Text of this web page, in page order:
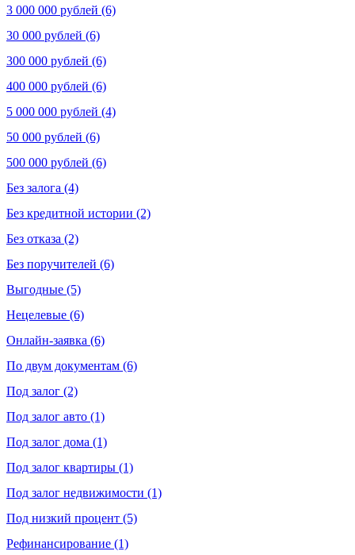
3 000 000 рублей (6)
30 000 рублей (6)
300 000 рублей (6)
400 000 рублей (6)
5 000 000 рублей (4)
50 000 рублей (6)
500 000 рублей (6)
Без залога (4)
Без кредитной истории (2)
Без отказа (2)
Без поручителей (6)
Выгодные (5)
Нецелевые (6)
Онлайн-заявка (6)
По двум документам (6)
Под залог (2)
Под залог авто (1)
Под залог дома (1)
Под залог квартиры (1)
Под залог недвижимости (1)
Под низкий процент (5)
Рефинансирование (1)